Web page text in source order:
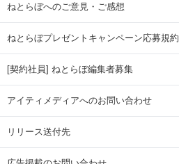
ねとらぼへのご意見・ご感想
ねとらぼプレゼントキャンペーン応募規約
[契約社員] ねとらぼ編集者募集
アイティメディアへのお問い合わせ
リリース送付先